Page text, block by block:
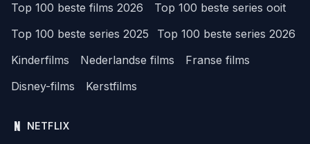
Top 100 beste films 2026
Top 100 beste series ooit
Top 100 beste series 2025
Top 100 beste series 2026
Kinderfilms
Nederlandse films
Franse films
Disney-films
Kerstfilms
NETFLIX